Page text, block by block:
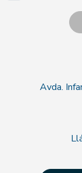
Avda.